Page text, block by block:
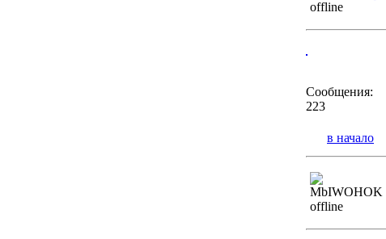
Сообщения:
223
в начало